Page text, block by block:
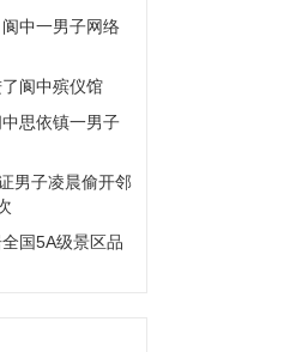
中一男子网络
阆中殡仪馆
思依镇一男子
男子凌晨偷开邻
国5A级景区品